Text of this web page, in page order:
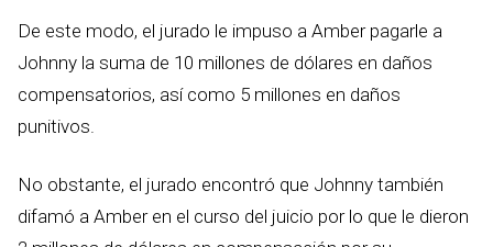
De este modo, el jurado le impuso a Amber pagarle a
Johnny la suma de 10 millones de dólares en daños
compensatorios, así como 5 millones en daños
punitivos.
No obstante, el jurado encontró que Johnny también
difamó a Amber en el curso del juicio por lo que le dieron